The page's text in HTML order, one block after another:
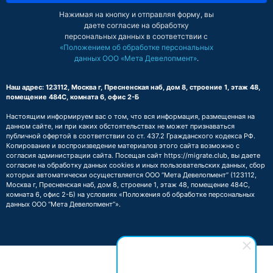
Нажимая на кнопку и отправляя форму, вы
даете согласие на обработку
персональных данных в соответствии с
«Положением об обработке персональных
данных ООО «Мета Девелопмент».
Наш адрес: 123112, Москва г, Пресненская наб, дом 8, строение 1, этаж 48,
помещение 484С, комната 6, офис 2-Б
Настоящим информируем вас о том, что вся информация, размещенная на
данном сайте, ни при каких обстоятельствах не может признаваться
публичной офертой в соответствии со ст. 437.2 Гражданского кодекса РФ.
Копирование и воспроизведение материалов этого сайта возможно с
согласия администрации сайта. Посещая сайт https://migrate.club, вы даете
согласие на обработку данных cookies и иных пользовательских данных, сбор
которых автоматически осуществляется ООО “Мета Девелопмент” (123112,
Москва г, Пресненская наб, дом 8, строение 1, этаж 48, помещение 484С,
комната 6, офис 2-Б) на условиях «Положения об обработке персональных
данных ООО “Мета Девелопмент”».